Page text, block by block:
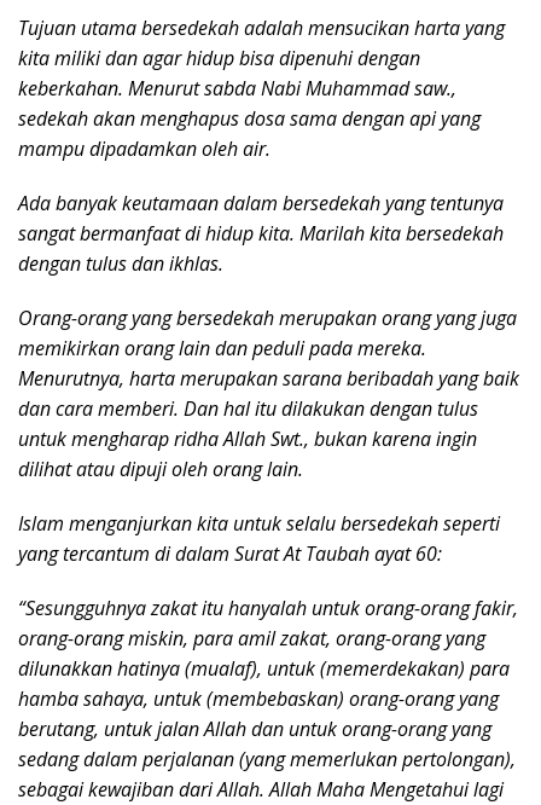
Tujuan utama bersedekah adalah mensucikan harta yang
kita miliki dan agar hidup bisa dipenuhi dengan
keberkahan. Menurut sabda Nabi Muhammad saw.,
sedekah akan menghapus dosa sama dengan api yang
mampu dipadamkan oleh air.
Ada banyak keutamaan dalam bersedekah yang tentunya
sangat bermanfaat di hidup kita. Marilah kita bersedekah
dengan tulus dan ikhlas.
Orang-orang yang bersedekah merupakan orang yang juga
memikirkan orang lain dan peduli pada mereka.
Menurutnya, harta merupakan sarana beribadah yang baik
dan cara memberi. Dan hal itu dilakukan dengan tulus
untuk mengharap ridha Allah Swt., bukan karena ingin
dilihat atau dipuji oleh orang lain.
Islam menganjurkan kita untuk selalu bersedekah seperti
yang tercantum di dalam Surat At Taubah ayat 60:
“Sesungguhnya zakat itu hanyalah untuk orang-orang fakir,
orang-orang miskin, para amil zakat, orang-orang yang
dilunakkan hatinya (mualaf), untuk (memerdekakan) para
hamba sahaya, untuk (membebaskan) orang-orang yang
berutang, untuk jalan Allah dan untuk orang-orang yang
sedang dalam perjalanan (yang memerlukan pertolongan),
sebagai kewajiban dari Allah. Allah Maha Mengetahui lagi